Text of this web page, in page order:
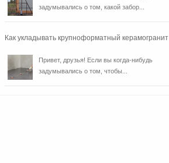
задумывались о том, какой забор...
Как укладывать крупноформатный керамогранит
Привет, друзья! Если вы когда-нибудь
задумывались о том, чтобы...